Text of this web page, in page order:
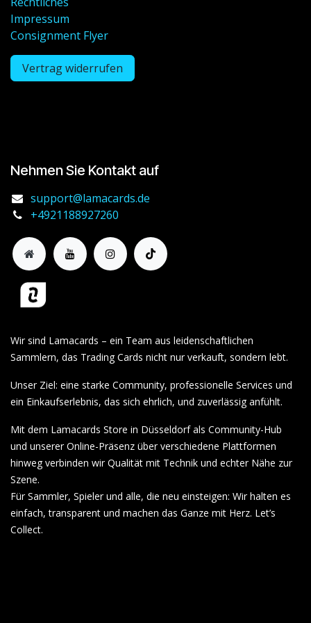
Impressum
Consignment Flyer
Vertrag widerrufen
Nehmen Sie Kontakt auf
support@lamacards.de
+4921188927260
Wir sind Lamacards – ein Team aus leidenschaftlichen
Sammlern, das Trading Cards nicht nur verkauft, sondern lebt.
Unser Ziel: eine starke Community, professionelle Services und
ein Einkaufserlebnis, das sich ehrlich, und zuverlässig anfühlt.
Mit dem Lamacards Store in Düsseldorf als Community-Hub
und unserer Online-Präsenz über verschiedene Plattformen
hinweg verbinden wir Qualität mit Technik und echter Nähe zur
Szene.
Für Sammler, Spieler und alle, die neu einsteigen: Wir halten es
einfach, transparent und machen das Ganze mit Herz. Let’s
Collect.